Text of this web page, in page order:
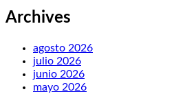
Archives
agosto 2026
julio 2026
junio 2026
mayo 2026